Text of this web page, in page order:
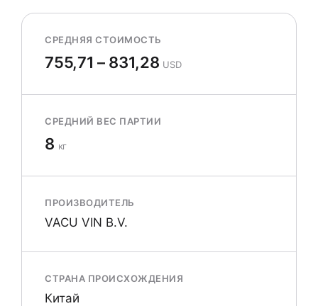
СРЕДНЯЯ СТОИМОСТЬ
755,71 – 831,28 USD
СРЕДНИЙ ВЕС ПАРТИИ
8 кг
ПРОИЗВОДИТЕЛЬ
VACU VIN B.V.
СТРАНА ПРОИСХОЖДЕНИЯ
Китай